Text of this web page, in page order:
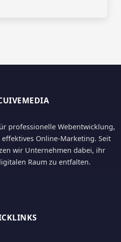
professionelle Webentwicklung,
Online-Marketing. Seit
wir Unternehmen dabei, ihr
Raum zu entfalten.